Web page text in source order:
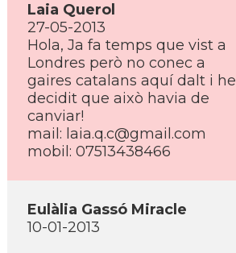
Laia Querol
27-05-2013
Hola, Ja fa temps que vist a
Londres però no conec a
gaires catalans aquí­ dalt i he
decidit que això havia de
canviar!
mail: laia.q.c@gmail.com
mobil: 07513438466
Eulàlia Gassó Miracle
10-01-2013